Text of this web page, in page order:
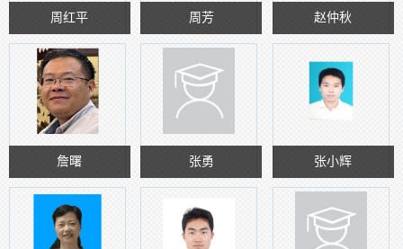
周红平 周芳 赵仲秋
詹曙 张勇 张小辉